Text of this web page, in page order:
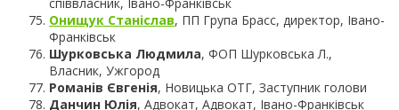
Онищук Станіслав, ПП Група Брасс, директор, Івано-
Франківськ
Шурковська Людмила, ФОП Шурковська Л.,
Власник, Ужгород
Романів Євгенія, Новицька ОТГ, Заступник голови
Данчин Юлія, Адвокат, Адвокат, Івано-Франківськ